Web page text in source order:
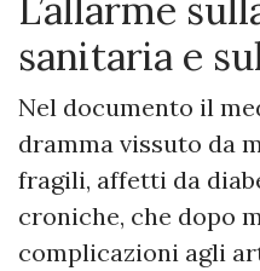
L’allarme
sanitaria e
Nel documento il
dramma vissuto da
fragili, affetti da
croniche, che dopo
complicazioni agli